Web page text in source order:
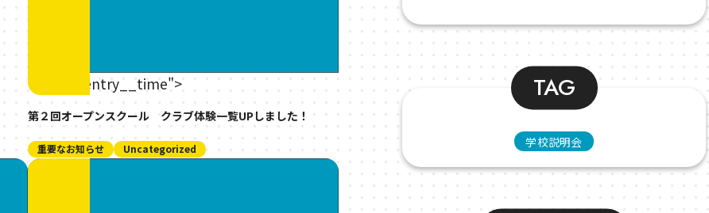
" class="entry__time">
第２回オープンスクール クラブ体験一覧UPしました！
重要なお知らせ Uncategorized
TAG
学校説明会